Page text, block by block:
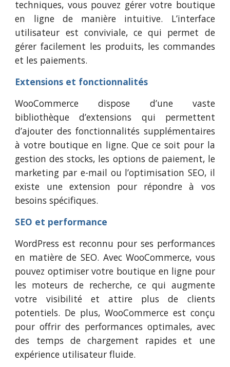
techniques, vous pouvez gérer votre boutique
en ligne de manière intuitive. L’interface
utilisateur est conviviale, ce qui permet de
gérer facilement les produits, les commandes
et les paiements.
Extensions et fonctionnalités
WooCommerce dispose d’une vaste
bibliothèque d’extensions qui permettent
d’ajouter des fonctionnalités supplémentaires
à votre boutique en ligne. Que ce soit pour la
gestion des stocks, les options de paiement, le
marketing par e-mail ou l’optimisation SEO, il
existe une extension pour répondre à vos
besoins spécifiques.
SEO et performance
WordPress est reconnu pour ses performances
en matière de SEO. Avec WooCommerce, vous
pouvez optimiser votre boutique en ligne pour
les moteurs de recherche, ce qui augmente
votre visibilité et attire plus de clients
potentiels. De plus, WooCommerce est conçu
pour offrir des performances optimales, avec
des temps de chargement rapides et une
expérience utilisateur fluide.